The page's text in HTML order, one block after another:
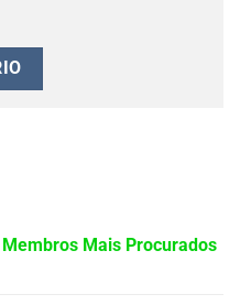
Mais Procurados